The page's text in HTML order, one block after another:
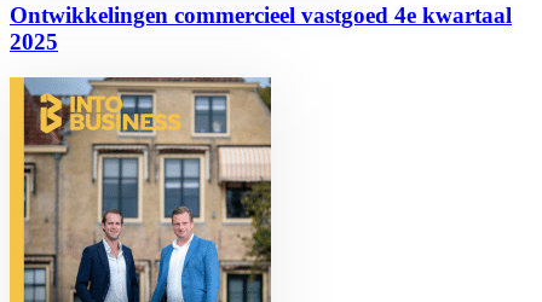
Ontwikkelingen commercieel vastgoed 4e kwartaal
2025